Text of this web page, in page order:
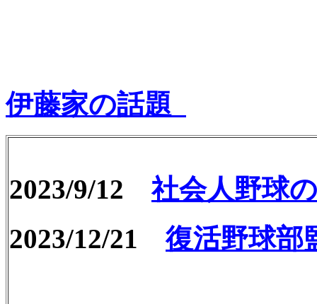
伊藤家の話題
2023/9/12社会人野球
2023/12/21復活野球部